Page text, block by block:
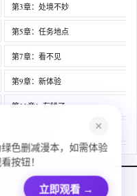
第3章：处境不妙
第5章：任务地点
第7章：看不见
第9章：新体验
第11章：有钱了
第15章：药效
第17章：焦虑
✕
色删减漫本，如需体验
按钮！
立即观看 →